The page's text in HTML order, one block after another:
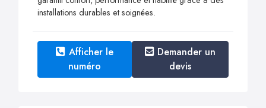
installations durables et soignées.
Afficher le
numéro
Demander un
devis